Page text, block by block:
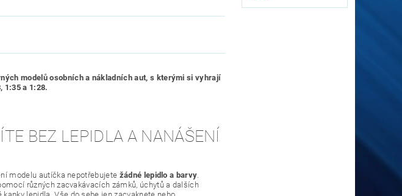
modelů osobních a nákladních aut, s kterými si vyhrají
1:35 a 1:28.
BEZ LEPIDLA A NANÁŠENÍ
modelu autíčka nepotřebujete žádné lepidlo a barvy.
různých zacvakávacích zámků, úchytů a dalších